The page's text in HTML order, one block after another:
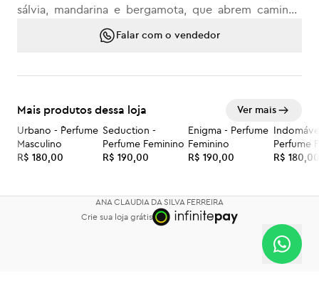
sálvia, mandarina e bergamota, que abrem caminho
para o coração marcante de sândalo, caramelo e fava
tonka. No fundo, o poder do âmbar, vetiver e musgo
Falar com o vendedor
Mais produtos dessa loja Ver mais
Urbano - `Perfume
Masculino
R$ 180,00
Seduction -
Perfume Feminino
R$ 190,00
Enigma - Perfume
Feminino
R$ 190,00
Perfume
R$ 180,00
ANA CLAUDIA DA SILVA FERREIRA
Crie sua loja grátis